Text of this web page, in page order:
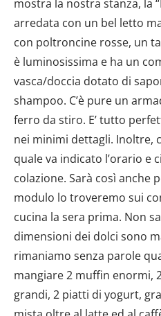
mostra la nostra stanza, la
arredata con un bel letto
con poltroncine rosse, un
è luminosissima e ha un
vasca/doccia dotato di
shampoo. C’è pure un
ferro da stiro. E’ tutto
nei minimi dettagli. Inoltre,
quale va indicato l’orario e
colazione. Sarà così anche
modulo lo troveremo sui
cucina la sera prima. Non
dimensioni dei dolci sono
rimaniamo senza parole
mangiare 2 muffin enormi,
grandi, 2 piatti di yogurt,